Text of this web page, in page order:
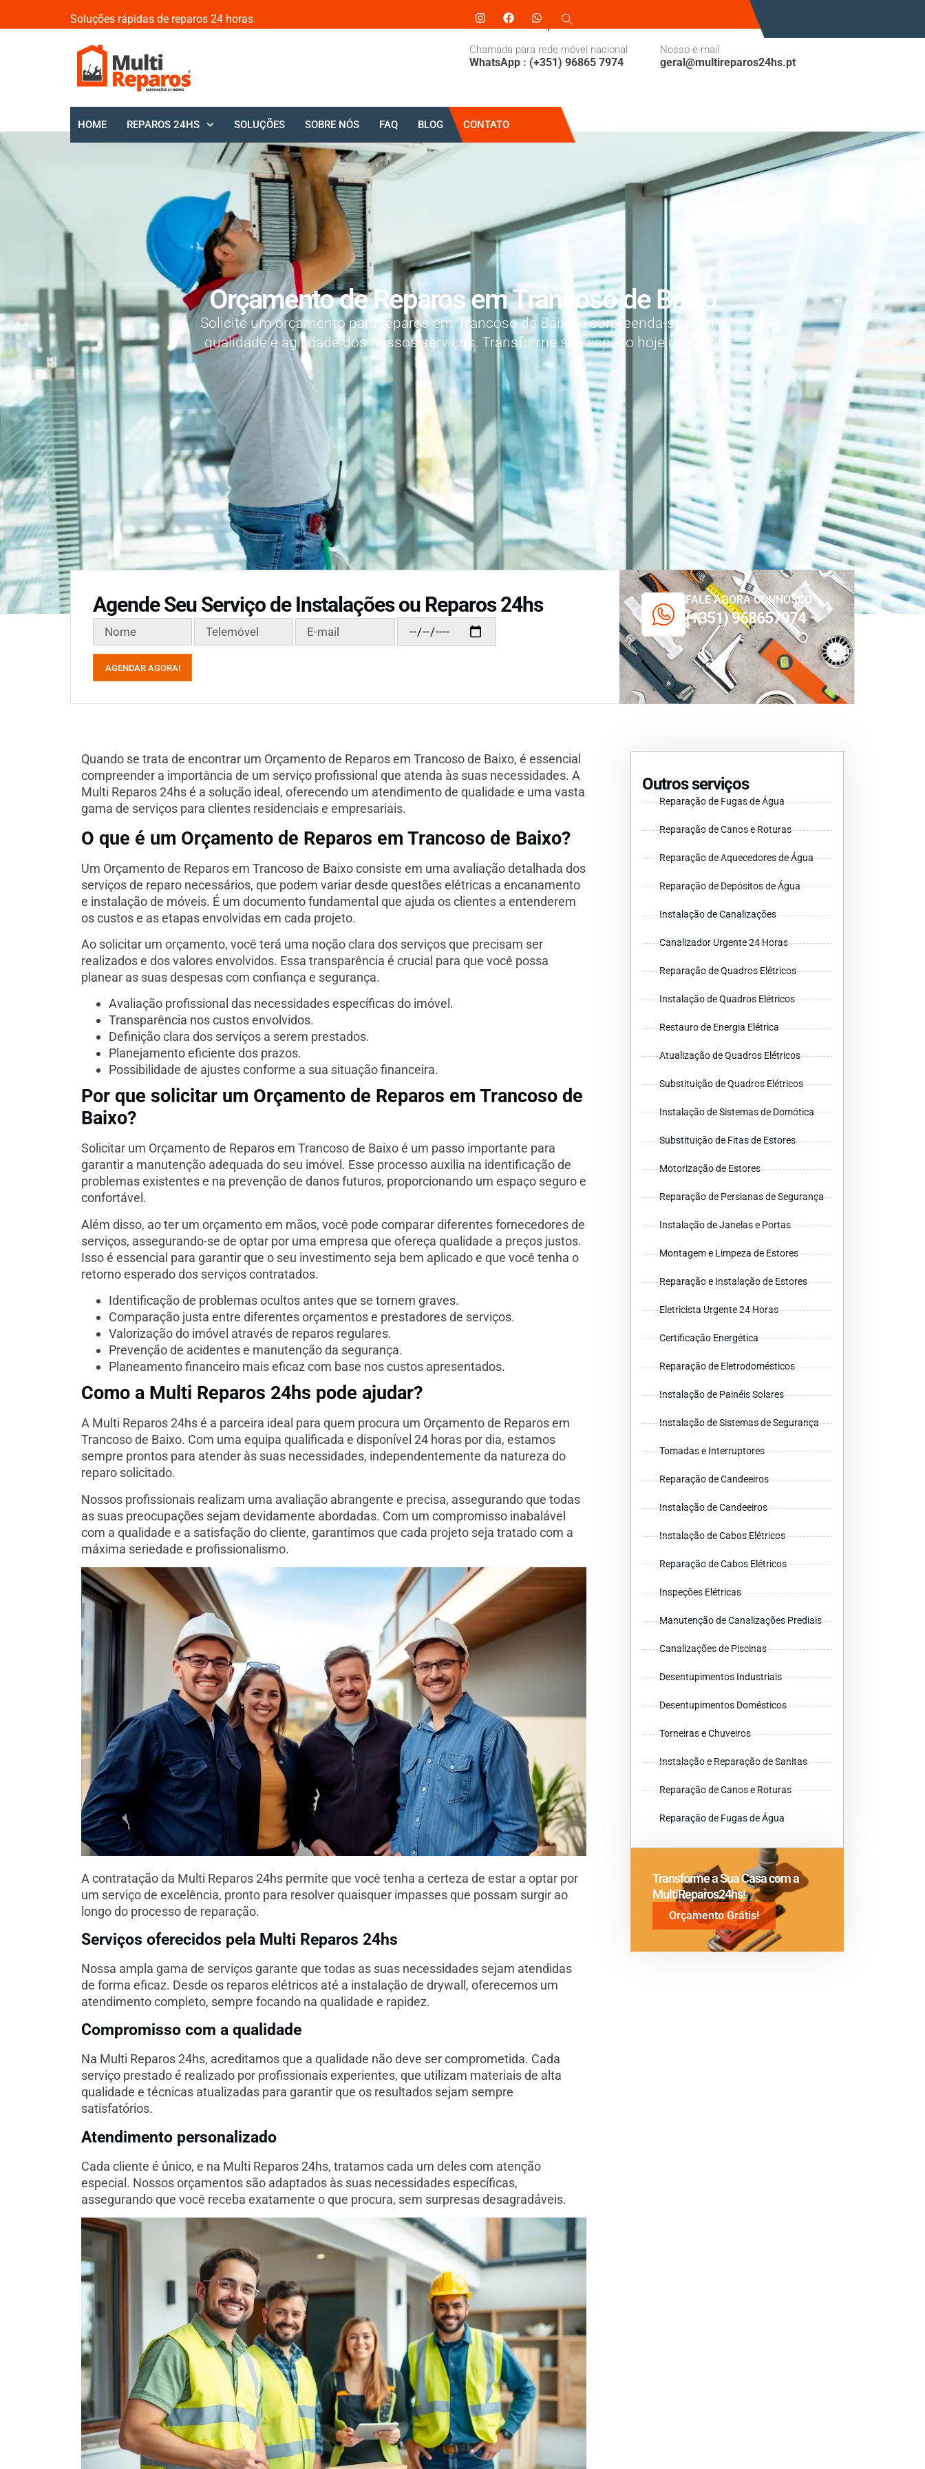
Soluções rápidas de reparos 24 horas.
Chamada para rede móvel nacional
WhatsApp : (+351) 96865 7974
Nosso e-mail
geral@multireparos24hs.pt
HOME REPAROS 24HS SOLUÇÕES SOBRE NÓS FAQ BLOG CONTATO
Orçamento de Reparos em Trancoso de Baixo
Solicite um orçamento para reparos em Trancoso de Baixo e surpreenda-se com a
qualidade e agilidade dos nossos serviços. Transforme seu espaço hoje mesmo!
Agende Seu Serviço de Instalações ou Reparos 24hs
AGENDAR AGORA!
FALE AGORA CONNOSCO
(+351) 968657974
Quando se trata de encontrar um Orçamento de Reparos em Trancoso de Baixo, é essencial
compreender a importância de um serviço profissional que atenda às suas necessidades. A
Multi Reparos 24hs é a solução ideal, oferecendo um atendimento de qualidade e uma vasta
gama de serviços para clientes residenciais e empresariais.
O que é um Orçamento de Reparos em Trancoso de Baixo?
Um Orçamento de Reparos em Trancoso de Baixo consiste em uma avaliação detalhada dos
serviços de reparo necessários, que podem variar desde questões elétricas a encanamento
e instalação de móveis. É um documento fundamental que ajuda os clientes a entenderem
os custos e as etapas envolvidas em cada projeto.
Ao solicitar um orçamento, você terá uma noção clara dos serviços que precisam ser
realizados e dos valores envolvidos. Essa transparência é crucial para que você possa
planear as suas despesas com confiança e segurança.
Avaliação profissional das necessidades específicas do imóvel.
Transparência nos custos envolvidos.
Definição clara dos serviços a serem prestados.
Planejamento eficiente dos prazos.
Possibilidade de ajustes conforme a sua situação financeira.
Por que solicitar um Orçamento de Reparos em Trancoso de
Baixo?
Solicitar um Orçamento de Reparos em Trancoso de Baixo é um passo importante para
garantir a manutenção adequada do seu imóvel. Esse processo auxilia na identificação de
problemas existentes e na prevenção de danos futuros, proporcionando um espaço seguro e
confortável.
Além disso, ao ter um orçamento em mãos, você pode comparar diferentes fornecedores de
serviços, assegurando-se de optar por uma empresa que ofereça qualidade a preços justos.
Isso é essencial para garantir que o seu investimento seja bem aplicado e que você tenha o
retorno esperado dos serviços contratados.
Identificação de problemas ocultos antes que se tornem graves.
Comparação justa entre diferentes orçamentos e prestadores de serviços.
Valorização do imóvel através de reparos regulares.
Prevenção de acidentes e manutenção da segurança.
Planeamento financeiro mais eficaz com base nos custos apresentados.
Como a Multi Reparos 24hs pode ajudar?
A Multi Reparos 24hs é a parceira ideal para quem procura um Orçamento de Reparos em
Trancoso de Baixo. Com uma equipa qualificada e disponível 24 horas por dia, estamos
sempre prontos para atender às suas necessidades, independentemente da natureza do
reparo solicitado.
Nossos profissionais realizam uma avaliação abrangente e precisa, assegurando que todas
as suas preocupações sejam devidamente abordadas. Com um compromisso inabalável
com a qualidade e a satisfação do cliente, garantimos que cada projeto seja tratado com a
máxima seriedade e profissionalismo.
A contratação da Multi Reparos 24hs permite que você tenha a certeza de estar a optar por
um serviço de excelência, pronto para resolver quaisquer impasses que possam surgir ao
longo do processo de reparação.
Serviços oferecidos pela Multi Reparos 24hs
Nossa ampla gama de serviços garante que todas as suas necessidades sejam atendidas
de forma eficaz. Desde os reparos elétricos até a instalação de drywall, oferecemos um
atendimento completo, sempre focando na qualidade e rapidez.
Compromisso com a qualidade
Na Multi Reparos 24hs, acreditamos que a qualidade não deve ser comprometida. Cada
serviço prestado é realizado por profissionais experientes, que utilizam materiais de alta
qualidade e técnicas atualizadas para garantir que os resultados sejam sempre
satisfatórios.
Atendimento personalizado
Cada cliente é único, e na Multi Reparos 24hs, tratamos cada um deles com atenção
especial. Nossos orçamentos são adaptados às suas necessidades específicas,
assegurando que você receba exatamente o que procura, sem surpresas desagradáveis.
Outros serviços
Reparação de Fugas de Água
Reparação de Canos e Roturas
Reparação de Aquecedores de Água
Reparação de Depósitos de Água
Instalação de Canalizações
Canalizador Urgente 24 Horas
Reparação de Quadros Elétricos
Instalação de Quadros Elétricos
Restauro de Energia Elétrica
Atualização de Quadros Elétricos
Substituição de Quadros Elétricos
Instalação de Sistemas de Domótica
Substituição de Fitas de Estores
Motorização de Estores
Reparação de Persianas de Segurança
Instalação de Janelas e Portas
Montagem e Limpeza de Estores
Reparação e Instalação de Estores
Eletricista Urgente 24 Horas
Certificação Energética
Reparação de Eletrodomésticos
Instalação de Painéis Solares
Instalação de Sistemas de Segurança
Tomadas e Interruptores
Reparação de Candeeiros
Instalação de Candeeiros
Instalação de Cabos Elétricos
Reparação de Cabos Elétricos
Inspeções Elétricas
Manutenção de Canalizações Prediais
Canalizações de Piscinas
Desentupimentos Industriais
Desentupimentos Domésticos
Torneiras e Chuveiros
Instalação e Reparação de Sanitas
Reparação de Canos e Roturas
Reparação de Fugas de Água
Transforme a Sua Casa com a
MultiReparos24hs!
Orçamento Grátis!